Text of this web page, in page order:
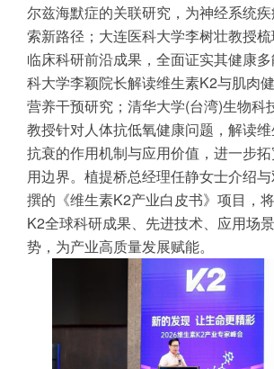
尔兹海默症的关联研究，为神经系统
索新路径；大连医科大学李树壮教授
临床科研前沿成果，全面证实其健康
科大学李颖院长解读维生素K2与肌肉
营养干预研究；清华大学(台湾)生物科
教授针对人体抗低氧健康问题，解读
抗衰的作用机制与应用价值，进一步
用边界。植提桥总经理任静女士介绍
撰的《维生素K2产业白皮书》项目，
K2全球科研成果、先进技术、应用场
势，为产业高质量发展赋能。